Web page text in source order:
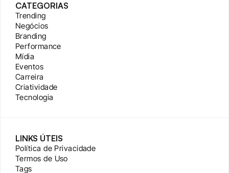
CATEGORIAS
Trending
Negócios
Branding
Performance
Mídia
Eventos
Carreira
Criatividade
Tecnologia
LINKS ÚTEIS
Política de Privacidade
Termos de Uso
Tags